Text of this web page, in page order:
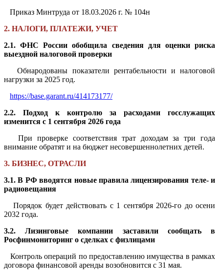
Приказ Минтруда от 18.03.2026 г. № 104н
2. НАЛОГИ, ПЛАТЕЖИ, УЧЕТ
2.1. ФНС России обобщила сведения для оценки риска
выездной налоговой проверки
Обнародованы показатели рентабельности и налоговой
нагрузки за 2025 год.
https://base.garant.ru/414173177/
2.2. Подход к контролю за расходами госслужащих
изменится с 1 сентября 2026 года
При проверке соответствия трат доходам за три года
внимание обратят и на бюджет несовершеннолетних детей.
3. БИЗНЕС, ОТРАСЛИ
3.1. В РФ вводятся новые правила лицензирования теле- и
радиовещания
Порядок будет действовать с 1 сентября 2026-го до осени
2032 года.
3.2. Лизинговые компании заставили сообщать в
Росфинмониторинг о сделках с физлицами
Контроль операций по предоставлению имущества в рамках
договора финансовой аренды возобновится с 31 мая.